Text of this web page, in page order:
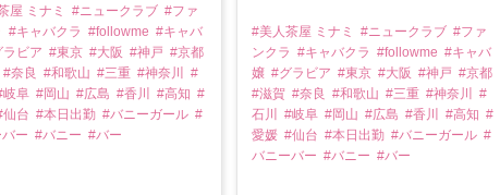
屋 ミナミ #ニュークラブ #ファ
#キャバクラ #followme #キャバ
ラビア #東京 #大阪 #神戸 #京都
#奈良 #和歌山 #三重 #神奈川
#
岐阜 #岡山 #広島 #香川 #高知 #
仙台 #本日出勤 #バニーガール #
ー #バニー #バー
#美人茶屋 ミナミ #ニュークラブ #ファ
ンクラ #キャバクラ #followme #キャバ
嬢 #グラビア #東京 #大阪 #神戸 #京都
#滋賀 #奈良 #和歌山 #三重 #神奈川
#
石川
#岐阜 #岡山 #広島 #香川 #高知 #
愛媛 #仙台 #本日出勤 #バニーガール #
バニーバー #バニー #バー